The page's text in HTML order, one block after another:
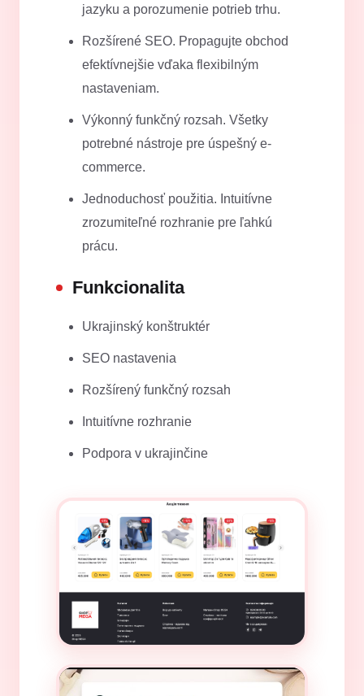
jazyku a porozumenie potrieb trhu.
Rozšírené SEO. Propagujte obchod
efektívnejšie vďaka flexibilným
nastaveniam.
Výkonný funkčný rozsah. Všetky
potrebné nástroje pre úspešný e-
commerce.
Jednoduchosť použitia. Intuitívne
zrozumiteľné rozhranie pre ľahkú
prácu.
Funkcionalita
Ukrajinský konštruktér
SEO nastavenia
Rozšírený funkčný rozsah
Intuitívne rozhranie
Podpora v ukrajinčine